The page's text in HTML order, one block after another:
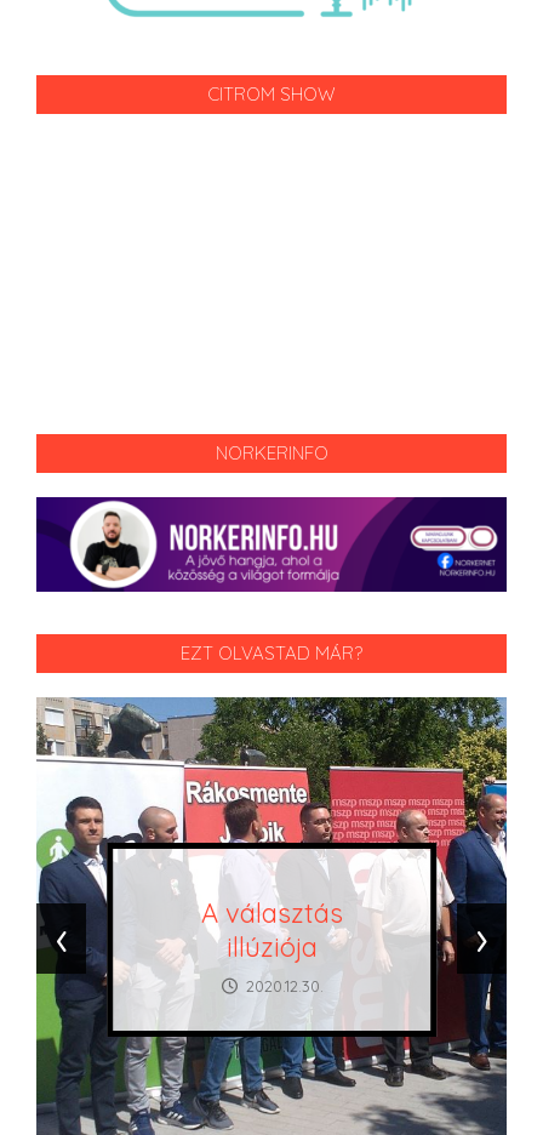
CITROM SHOW
NORKERINFO
EZT OLVASTAD MÁR?
A választás
illúziója
2020.12.30.
‹ ›